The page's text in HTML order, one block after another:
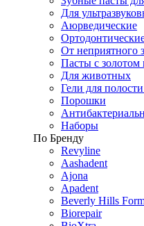
Для
Аюрведические
От неприятного
Пасты с золотом
Для животных
Гели для полости
Порошки
Наборы
По Бренду
Revyline
Aashadent
Ajona
Apadent
Beverly Hills
Biorepair